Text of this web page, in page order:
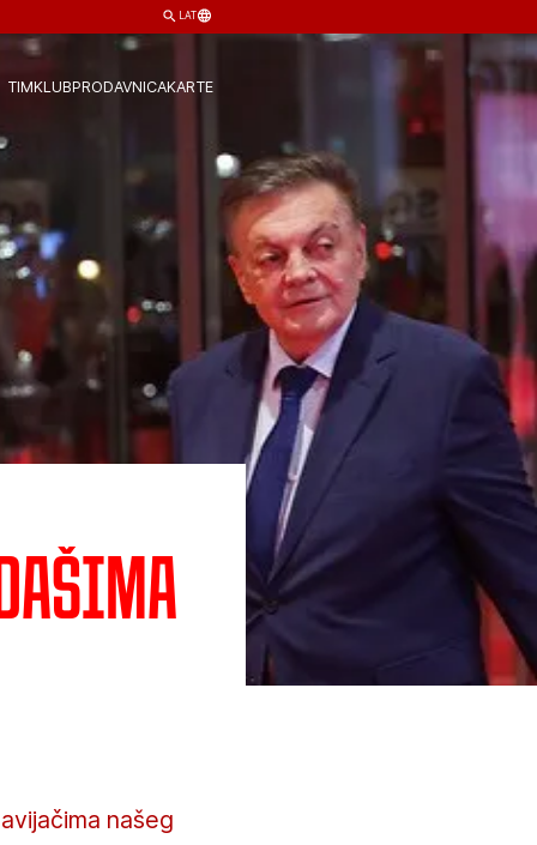
LAT
TIMKLUBPRODAVNICAKARTE
našeg